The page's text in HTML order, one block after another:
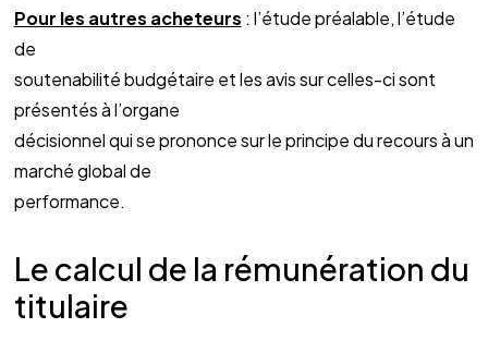
Pour les autres acheteurs : l’étude préalable, l’étude
de
soutenabilité budgétaire et les avis sur celles-ci sont
présentés à l’organe
décisionnel qui se prononce sur le principe du recours à un
marché global de
performance.
Le calcul de la rémunération du
titulaire